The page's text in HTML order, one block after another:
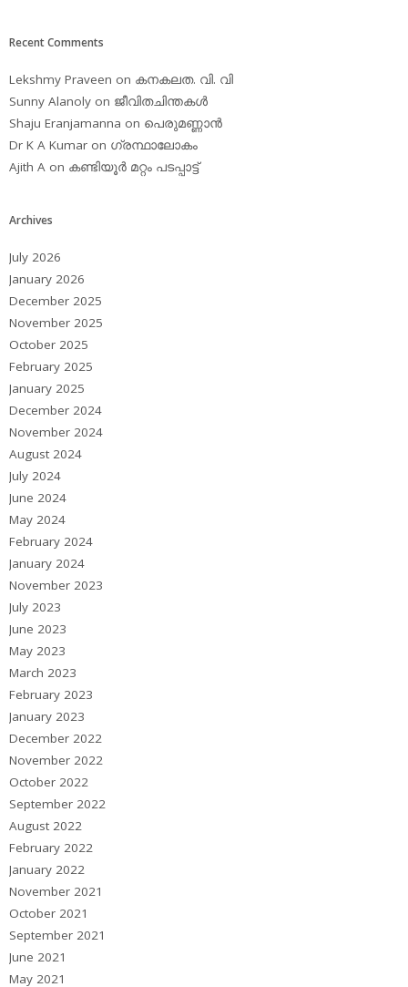
Recent Comments
Lekshmy Praveen on കനകലത. വി. വി
Sunny Alanoly on ജീവിതചിന്തകള്‍
Shaju Eranjamanna on പെരുമണ്ണാന്‍
Dr K A Kumar on ഗ്രന്ഥാലോകം
Ajith A on കണ്ടിയൂര്‍ മറ്റം പടപ്പാട്ട്‌
Archives
July 2026
January 2026
December 2025
November 2025
October 2025
February 2025
January 2025
December 2024
November 2024
August 2024
July 2024
June 2024
May 2024
February 2024
January 2024
November 2023
July 2023
June 2023
May 2023
March 2023
February 2023
January 2023
December 2022
November 2022
October 2022
September 2022
August 2022
February 2022
January 2022
November 2021
October 2021
September 2021
June 2021
May 2021